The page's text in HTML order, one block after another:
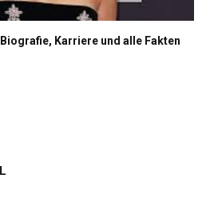
Karriere und alle Fakten